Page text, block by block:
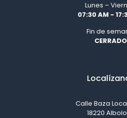
Lunes –
07:30 AM -
Fin de
CERRADO
Calle Baza
18220